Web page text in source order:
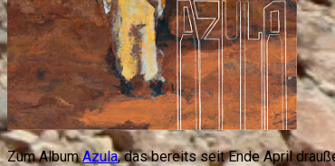
Zum AlbumAzula, das bereits seit Ende April